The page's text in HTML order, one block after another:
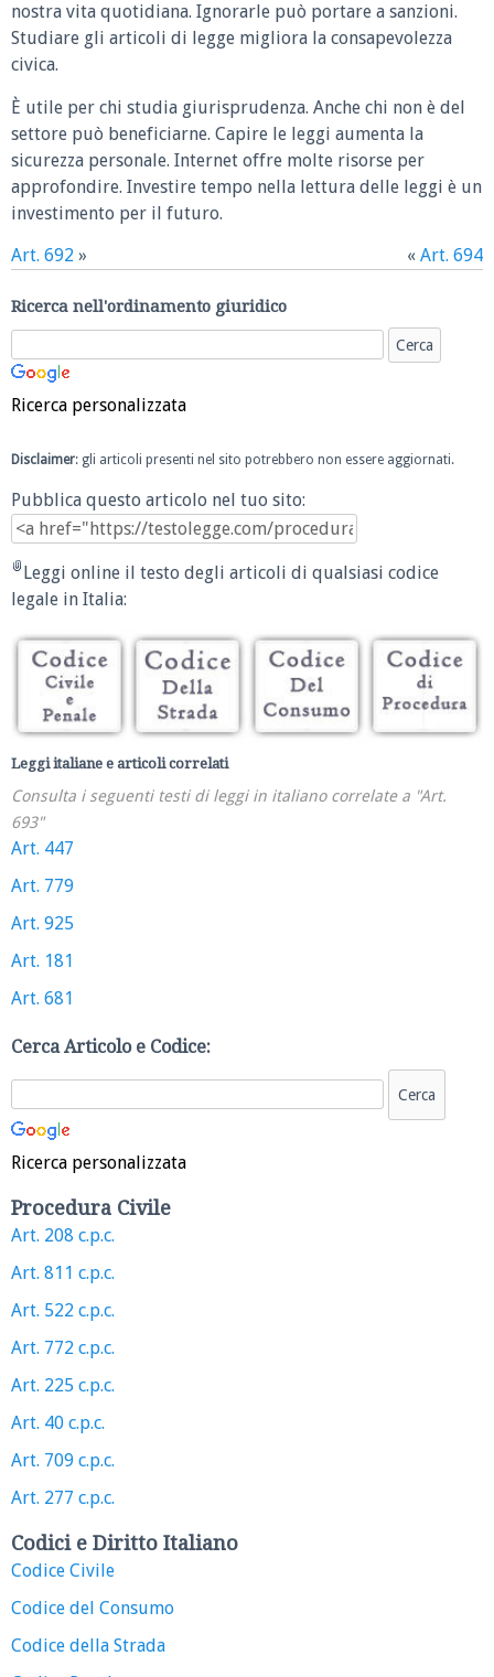
nostra vita quotidiana. Ignorarle può portare a sanzioni.
Studiare gli articoli di legge migliora la consapevolezza
civica.
È utile per chi studia giurisprudenza. Anche chi non è del
settore può beneficiarne. Capire le leggi aumenta la
sicurezza personale. Internet offre molte risorse per
approfondire. Investire tempo nella lettura delle leggi è un
investimento per il futuro.
Art. 692 » « Art. 694
Ricerca nell'ordinamento giuridico
Ricerca personalizzata
Disclaimer: gli articoli presenti nel sito potrebbero non essere aggiornati.
Pubblica questo articolo nel tuo sito:
Leggi online il testo degli articoli di qualsiasi codice
legale in Italia:
Leggi italiane e articoli correlati
Consulta i seguenti testi di leggi in italiano correlate a "Art.
693"
Art. 447
Art. 779
Art. 925
Art. 181
Art. 681
Cerca Articolo e Codice:
Ricerca personalizzata
Procedura Civile
Art. 208 c.p.c.
Art. 811 c.p.c.
Art. 522 c.p.c.
Art. 772 c.p.c.
Art. 225 c.p.c.
Art. 40 c.p.c.
Art. 709 c.p.c.
Art. 277 c.p.c.
Codici e Diritto Italiano
Codice Civile
Codice del Consumo
Codice della Strada